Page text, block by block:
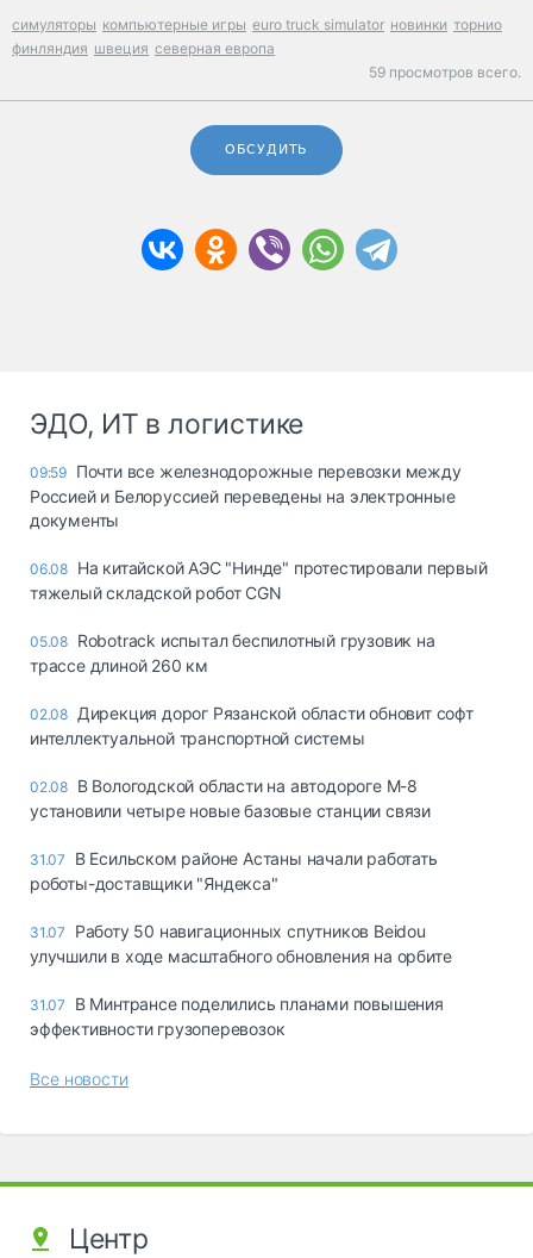
симуляторы компьютерные игры euro truck simulator новинки торнио
финляндия швеция северная европа
59 просмотров всего.
ОБСУДИТЬ
ЭДО, ИТ в логистике
09:59 Почти все железнодорожные перевозки между
Россией и Белоруссией переведены на электронные
документы
06.08 На китайской АЭС "Нинде" протестировали первый
тяжелый складской робот CGN
05.08 Robotrack испытал беспилотный грузовик на
трассе длиной 260 км
02.08 Дирекция дорог Рязанской области обновит софт
интеллектуальной транспортной системы
02.08 В Вологодской области на автодороге М-8
установили четыре новые базовые станции связи
31.07
В Есильском районе Астаны начали работать
роботы-доставщики "Яндекса"
31.07
Работу 50 навигационных спутников Beidou
улучшили в ходе масштабного обновления на орбите
31.07
В Минтрансе поделились планами повышения
эффективности грузоперевозок
Все новости
Центр